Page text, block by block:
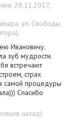
28.11.2017,
, ул. Свободы,
.
Ивановичу.
зуб мудрости.
встречают
страх
самой процедуры
Спасибо
назад)